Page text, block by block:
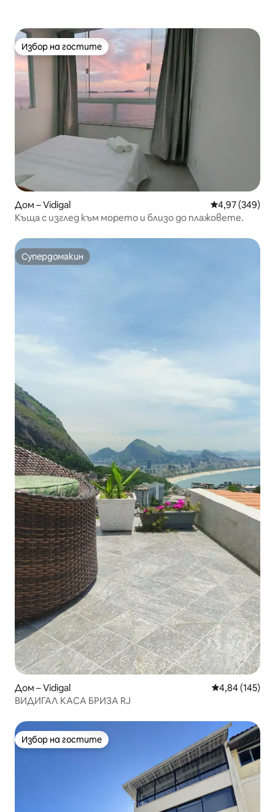
Избор на гостите
Избор на гостите
Дом – Vidigal Средна
4,97 (349)
Къща с изглед към морето и близо до плажовете.
Супердомакин
Супердомакин
Дом – Vidigal Средна
4,84 (145)
ВИДИГАЛ КАСА БРИЗА RJ
Избор на гостите
Избор на гостите